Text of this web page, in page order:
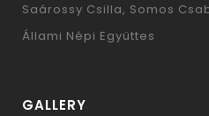
Saárossy Csilla Somos
Állami Népi Együttes
GALLERY